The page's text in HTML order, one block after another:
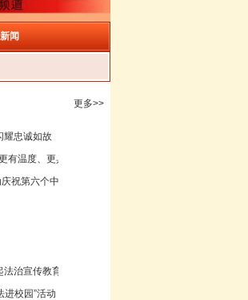
闻
更多>>
耀忠诚如故
有温度、更具效能
祝第六个中国人...
治宣传教育法学...
进校园”活动